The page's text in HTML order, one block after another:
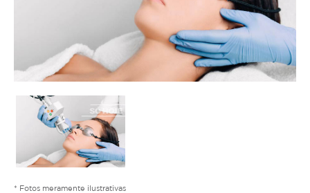
* Fotos meramente ilustrativas